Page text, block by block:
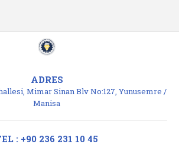
ADRES
Mimar Sinan Blv No:127, Yunusemre /
Manisa
: +90 236 231 10 45